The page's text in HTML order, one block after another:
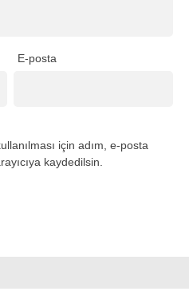
E-posta
için adım, e-posta
kaydedilsin.